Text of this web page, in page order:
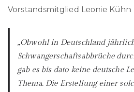
Vorstandsmitglied Leonie
„Obwohl in Deutschland
Schwangerschaftsabbrüche
gab es bis dato keine deutsche
Thema. Die Erstellung einer